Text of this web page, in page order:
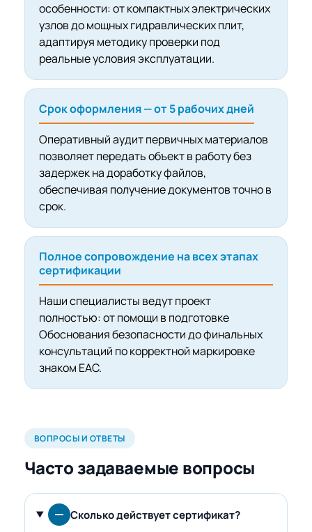
особенности: от компактных электрических
узлов до мощных гидравлических плит,
адаптируя методику проверки под
реальные условия эксплуатации.
Срок оформления — от 5 рабочих дней
Оперативный аудит первичных материалов
позволяет передать объект в работу без
задержек на доработку файлов,
обеспечивая получение документов точно в
срок.
Полное сопровождение на всех этапах
сертификации
Наши специалисты ведут проект
полностью: от помощи в подготовке
Обоснования безопасности до финальных
консультаций по корректной маркировке
знаком EAC.
ВОПРОСЫ И ОТВЕТЫ
Часто задаваемые вопросы
Сколько действует сертификат?